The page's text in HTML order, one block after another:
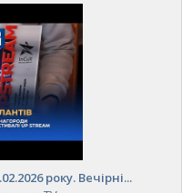
року. Вечірні...